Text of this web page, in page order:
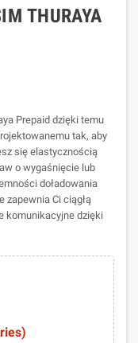
THURAYA
Prepaid dzięki temu
tak, aby
się elastycznością
o wygaśnięcie lub
doładowania
zapewnia Ci ciągłą
komunikacyjne dzięki